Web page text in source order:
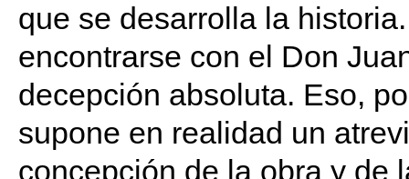
que se desarrolla la
encontrarse con el Don
decepción absoluta. Eso,
supone en realidad un
concepción de la obra y de